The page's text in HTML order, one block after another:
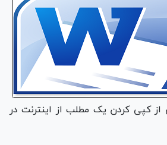
کپی کردن یک مطلب از اینترنت در